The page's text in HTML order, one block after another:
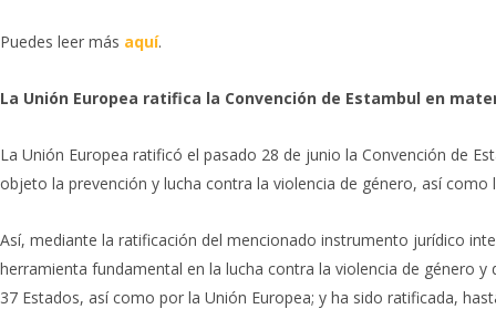
Puedes leer más aquí.
La Unión Europea ratifica la Convención de Estambul en
La Unión Europea ratificó el pasado 28 de junio la Convención de
objeto la prevención y lucha contra la violencia de género, así como
Así, mediante la ratificación del mencionado instrumento jurídico
herramienta fundamental en la lucha contra la violencia de género
37 Estados, así como por la Unión Europea; y ha sido ratificada,